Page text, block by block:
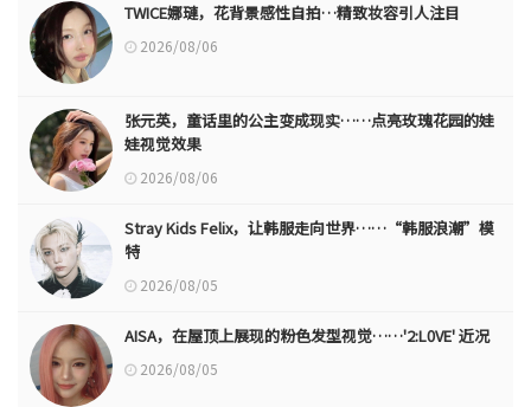
TWICE娜璉，花背景感性自拍…精致妆容引人注目
2026/08/06
张元英，童话里的公主变成现实……点亮玫瑰花园的娃
娃视觉效果
2026/08/06
Stray Kids Felix，让韩服走向世界……“韩服浪潮”模
特
2026/08/05
AISA，在屋顶上展现的粉色发型视觉……'2:L0VE' 近况
2026/08/05